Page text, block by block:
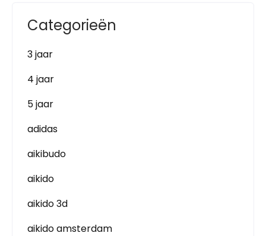
Categorieën
3 jaar
4 jaar
5 jaar
adidas
aikibudo
aikido
aikido 3d
aikido amsterdam